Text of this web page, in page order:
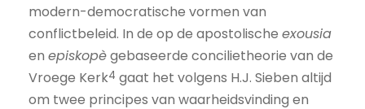
modern-democratische vormen van
conflictbeleid. In de op de apostolische exousia
en episkopègebaseerde concilietheorie van de
Vroege Kerk4 gaat het volgens H.J. Sieben altijd
om twee principes van waarheidsvinding en